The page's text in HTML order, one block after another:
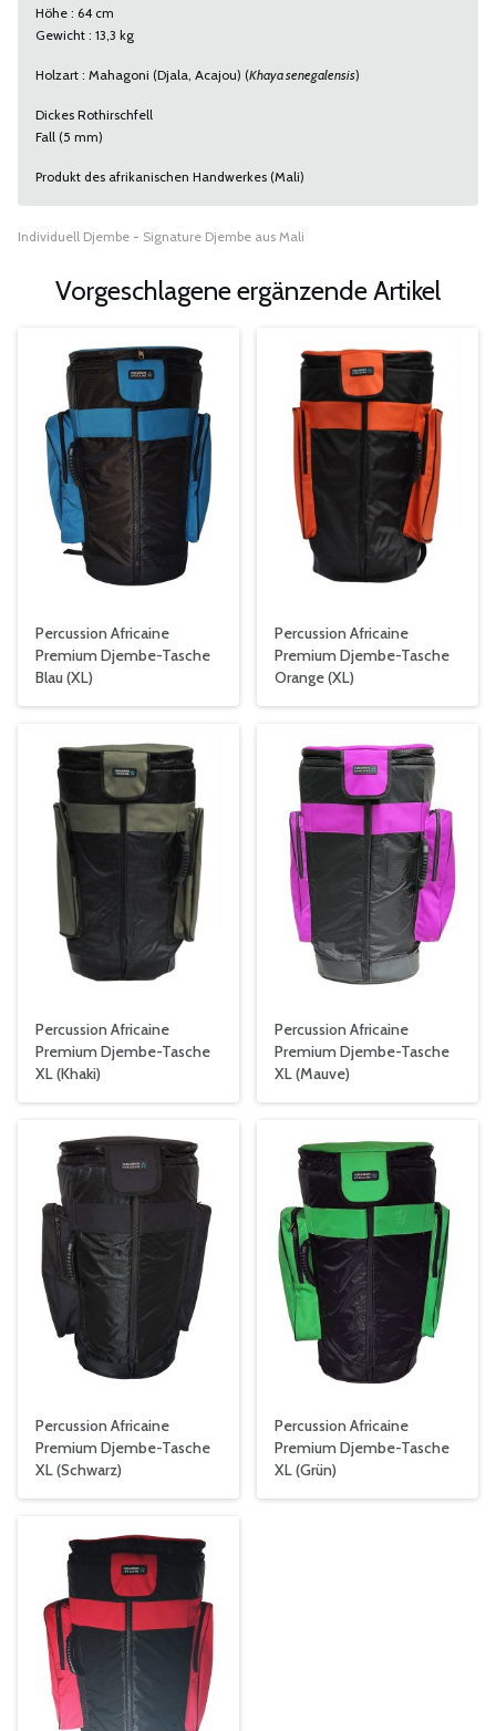
Höhe : 64 cm
Gewicht : 13,3 kg
Holzart : Mahagoni (Djala, Acajou) (Khaya senegalensis)
Dickes Rothirschfell
Fall (5 mm)
Produkt des afrikanischen Handwerkes (Mali)
Individuell Djembe - Signature Djembe aus Mali
Vorgeschlagene ergänzende Artikel
Percussion Africaine
Premium Djembe-Tasche
Blau (XL)
Percussion Africaine
Premium Djembe-Tasche
Orange (XL)
Percussion Africaine
Premium Djembe-Tasche
XL (Khaki)
Percussion Africaine
Premium Djembe-Tasche
XL (Mauve)
Percussion Africaine
Premium Djembe-Tasche
XL (Schwarz)
Percussion Africaine
Premium Djembe-Tasche
XL (Grün)